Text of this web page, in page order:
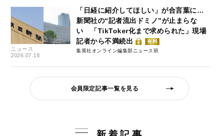
ニュース
2026.07.18
「日経に紹介してほしい」が合言葉に…
新聞社の“記者流出ドミノ”が止まらな
い 「TikToker化まで求められた」現場
記者から不満続出
有料
集英社オンライン編集部ニュース班
会員限定記事一覧を見る